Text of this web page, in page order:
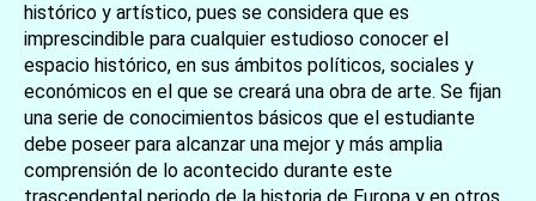
histórico y artístico, pues se considera que es
imprescindible para cualquier estudioso conocer el
espacio histórico, en sus ámbitos políticos, sociales y
económicos en el que se creará una obra de arte. Se fijan
una serie de conocimientos básicos que el estudiante
debe poseer para alcanzar una mejor y más amplia
comprensión de lo acontecido durante este